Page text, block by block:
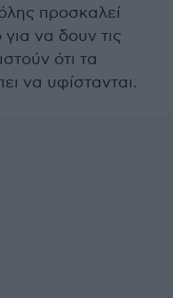
προσκαλεί
να δουν τις
ότι τα
να υφίστανται.